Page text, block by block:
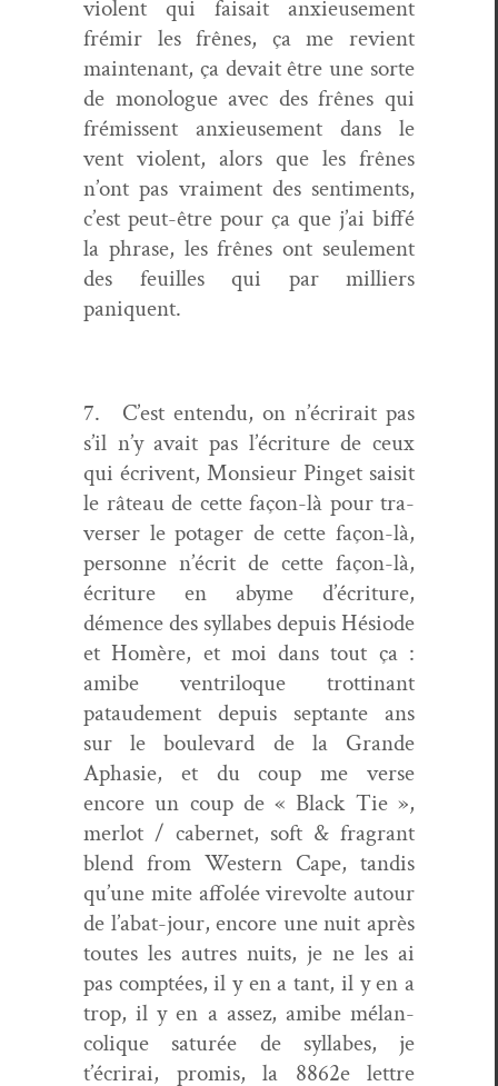
vio­lent qui fai­sait anx­ieuse­ment
frémir les frênes, ça me revient
main­tenant, ça devait être une sorte
de mono­logue avec des frênes qui
frémis­sent anx­ieuse­ment dans le
vent vio­lent, alors que les frênes
n’ont pas vrai­ment des sen­ti­ments,
c’est peut-être pour ça que j’ai bif­fé
la phrase, les frênes ont seule­ment
des feuilles qui par mil­liers
paniquent.
7. C’est enten­du, on n’écrirait pas
s’il n’y avait pas l’écriture de ceux
qui écrivent, Mon­sieur Pinget saisit
le râteau de cette façon-là pour tra­
vers­er le potager de cette façon-là,
per­son­ne n’écrit de cette façon-là,
écri­t­ure en abyme d’écriture,
démence des syl­labes depuis Hésiode
et Homère, et moi dans tout ça :
amibe ven­tril­oque trot­ti­nant
pataude­ment depuis sep­tante ans
sur le boule­vard de la Grande
Aphasie, et du coup me verse
encore un coup de « Black Tie »,
mer­lot / caber­net, soft & fra­grant
blend from West­ern Cape, tan­dis
qu’une mite affolée vire­volte autour
de l’abat-jour, encore une nuit après
toutes les autres nuits, je ne les ai
pas comp­tées, il y en a tant, il y en a
trop, il y en a assez, amibe mélan­
col­ique sat­urée de syl­labes, je
t’écrirai, promis, la 8862e let­tre